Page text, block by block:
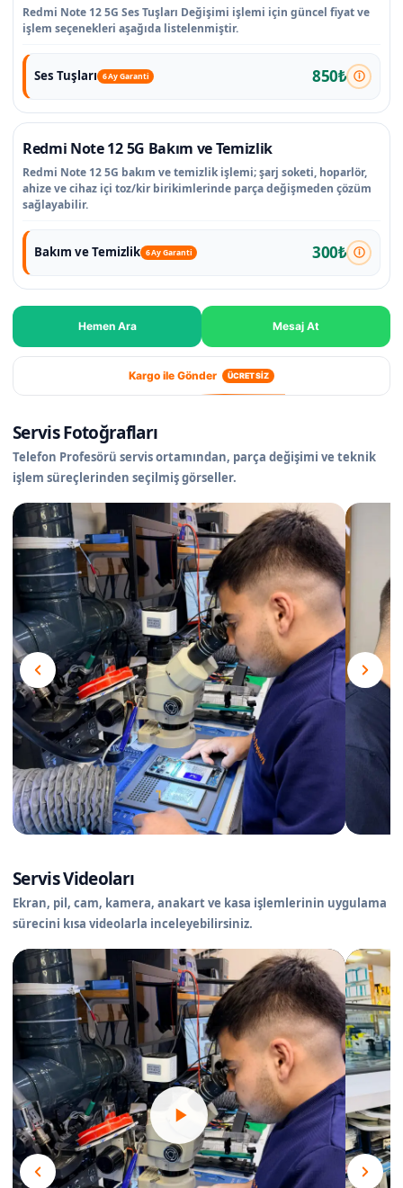
Redmi Note 12 5G Ses Tuşları Değişimi işlemi için güncel fiyat ve
işlem seçenekleri aşağıda listelenmiştir.
Ses Tuşları 6 Ay Garanti 850₺
Redmi Note 12 5G Bakım ve Temizlik
Redmi Note 12 5G bakım ve temizlik işlemi; şarj soketi, hoparlör,
ahize ve cihaz içi toz/kir birikimlerinde parça değişmeden çözüm
sağlayabilir.
Bakım ve Temizlik 6 Ay Garanti 300₺
Hemen Ara Mesaj At
Kargo ile Gönder ÜCRETSİZ
Servis Fotoğrafları
Telefon Profesörü servis ortamından, parça değişimi ve teknik
işlem süreçlerinden seçilmiş görseller.
Servis Videoları
Ekran, pil, cam, kamera, anakart ve kasa işlemlerinin uygulama
sürecini kısa videolarla inceleyebilirsiniz.